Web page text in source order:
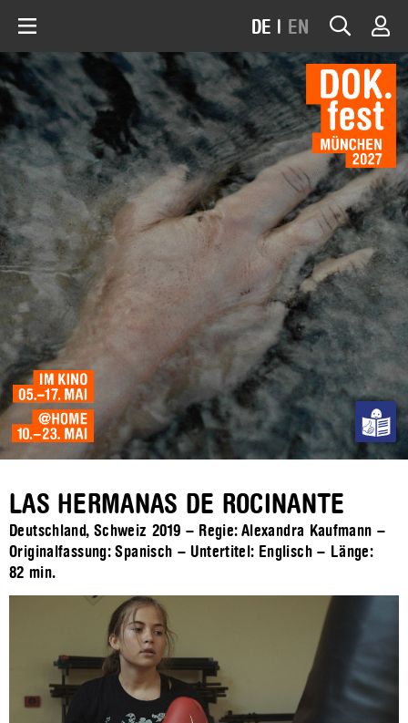
DE | EN
LAS HERMANAS DE ROCINANTE
Deutschland, Schweiz 2019 – Regie: Alexandra Kaufmann –
Originalfassung: Spanisch – Untertitel: Englisch – Länge:
82 min.